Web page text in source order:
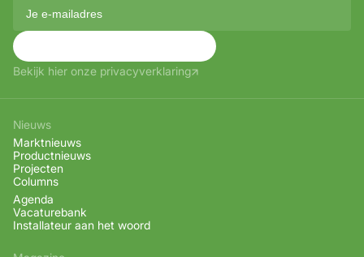
Bekijk hier onze privacyverklaring
Nieuws
Marktnieuws
Productnieuws
Projecten
Columns
Agenda
Vacaturebank
Installateur aan het woord